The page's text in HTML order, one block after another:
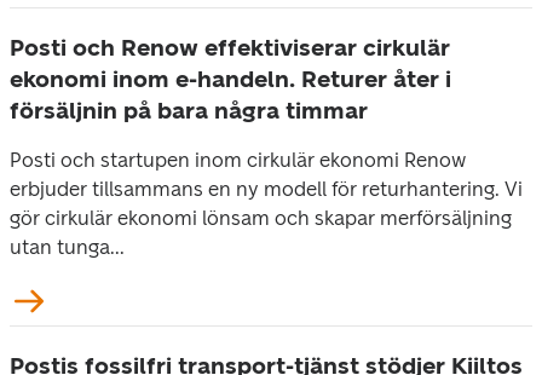
Posti och Renow effektiviserar cirkulär
ekonomi inom e-handeln. Returer åter i
försäljnin på bara några timmar
Posti och startupen inom cirkulär ekonomi Renow
erbjuder tillsammans en ny modell för returhantering. Vi
gör cirkulär ekonomi lönsam och skapar merförsäljning
utan tunga...
Postis fossilfri transport-tjänst stödjer Kiiltos